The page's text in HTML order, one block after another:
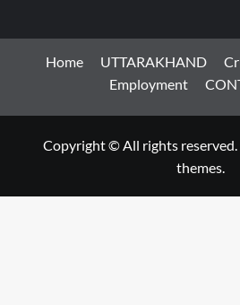
Home UTTARAKHAND
Employment
Copyright © All rights reserved.
themes.